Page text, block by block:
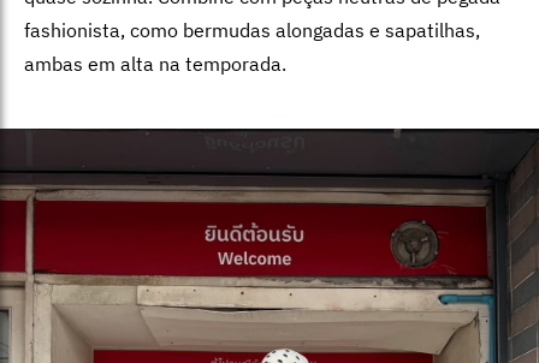
fashionista, como bermudas alongadas e sapatilhas,
ambas em alta na temporada.